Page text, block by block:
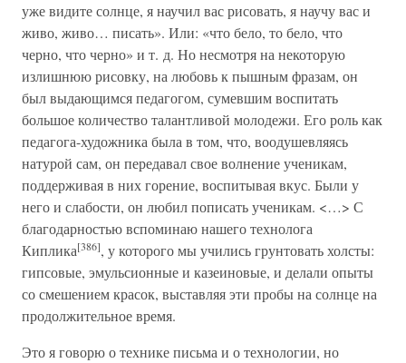
уже видите солнце, я научил вас рисовать, я научу вас и
живо, живо… писать». Или: «что бело, то бело, что
черно, что черно» и т. д. Но несмотря на некоторую
излишнюю рисовку, на любовь к пышным фразам, он
был выдающимся педагогом, сумевшим воспитать
большое количество талантливой молодежи. Его роль как
педагога-художника была в том, что, воодушевляясь
натурой сам, он передавал свое волнение ученикам,
поддерживая в них горение, воспитывая вкус. Были у
него и слабости, он любил пописать ученикам. <…> С
благодарностью вспоминаю нашего технолога
Киплика[386], у которого мы учились грунтовать холсты:
гипсовые, эмульсионные и казеиновые, и делали опыты
со смешением красок, выставляя эти пробы на солнце на
продолжительное время.
Это я говорю о технике письма и о технологии, но